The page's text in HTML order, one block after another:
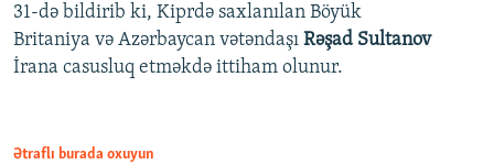
31-də bildirib ki, Kiprdə saxlanılan Böyük
Britaniya və Azərbaycan vətəndaşı Rəşad Sultanov
İrana casusluq etməkdə ittiham olunur.
Ətraflı burada oxuyun